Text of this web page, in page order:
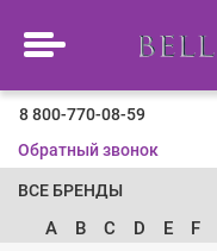
8 800-770-08-59
Обратный звонок
ВСЕ БРЕНДЫ
A B C D E F